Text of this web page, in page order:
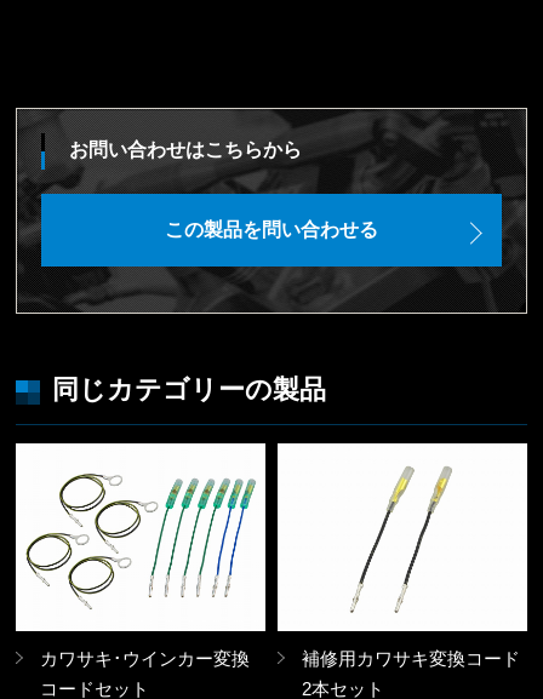
お問い合わせはこちらから
この製品を問い合わせる
同じカテゴリーの製品
カワサキ･ウインカー変換
コードセット
補修用カワサキ変換コード
2本セット